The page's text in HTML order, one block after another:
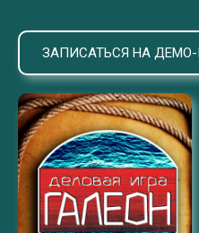
ЗАПИСАТЬСЯ НА